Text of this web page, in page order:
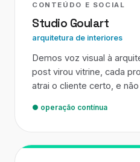
CONTEÚDO E SOCIAL
Studio Goulart
arquitetura de interiores
Demos voz visual à
post virou vitrine, cada
atrai o cliente certo, e
● operação contínua